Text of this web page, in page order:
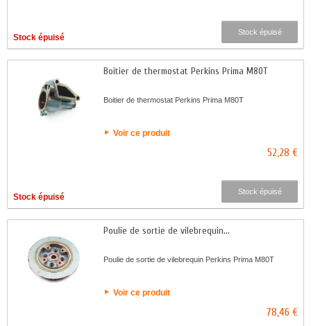
Stock épuisé
Stock épuisé
Boitier de thermostat Perkins Prima M80T
Boitier de thermostat Perkins Prima M80T
Voir ce produit
52,28 €
Stock épuisé
Stock épuisé
Poulie de sortie de vilebrequin...
Poulie de sortie de vilebrequin Perkins Prima M80T
Voir ce produit
78,46 €